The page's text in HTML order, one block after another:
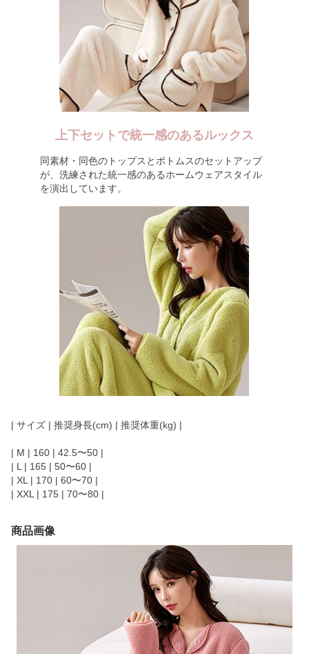
上下セットで統一感のあるルックス
同素材・同色のトップスとボトムスのセットアップ
が、洗練された統一感のあるホームウェアスタイル
を演出しています。
| サイズ | 推奨身長(cm) | 推奨体重(kg) |
| M | 160 | 42.5〜50 |
| L | 165 | 50〜60 |
| XL | 170 | 60〜70 |
| XXL | 175 | 70〜80 |
商品画像